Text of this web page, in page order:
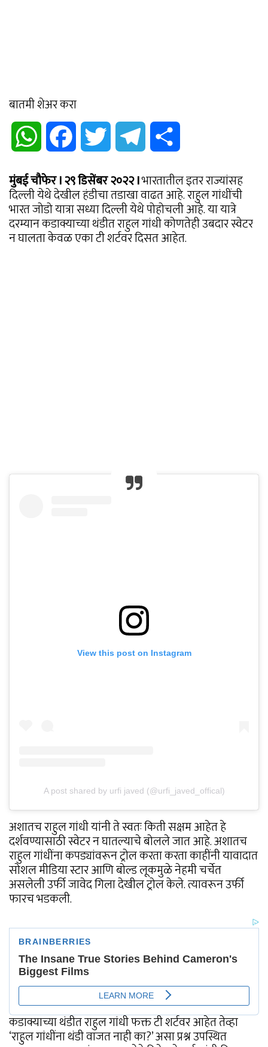
बातमी शेअर करा
WhatsApp Facebook Twitter Telegram
मुंबई चौफेर I २९ डिसेंबर २०२२ Iभारतातील इतर राज्यांसह
दिल्ली येथे देखील हंडीचा तडाखा वाढत आहे. राहुल गांधींची
भारत जोडो यात्रा सध्या दिल्ली येथे पोहोचली आहे. या यात्रे
दरम्यान कडाक्याच्या थंडीत राहुल गांधी कोणतेही उबदार स्वेटर
न घालता केवळ एका टी शर्टवर दिसत आहेत.
View this post on Instagram
A post shared by urfi javed (@urfi_javed_offical)
अशातच राहुल गांधी यांनी ते स्वतः किती सक्षम आहेत हे
दर्शवण्यासाठी स्वेटर न घातल्याचे बोलले जात आहे. अशातच
राहुल गांधींना कपड्यांवरून ट्रोल करता करता काहींनी यावादात
सोशल मीडिया स्टार आणि बोल्ड लूकमुळे नेहमी चर्चेत
असलेली उर्फी जावेद गिला देखील ट्रोल केले. त्यावरून उर्फी
फारच भडकली.
कडाक्याच्या थंडीत राहुल गांधी फक्त टी शर्टवर आहेत तेव्हा
‘राहुल गांधींना थंडी वाजत नाही का?’ असा प्रश्न उपस्थित